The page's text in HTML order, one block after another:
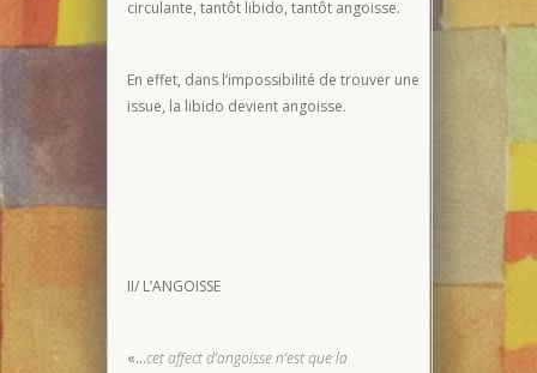
circulante, tantôt libido, tantôt angoisse.
En effet, dans l’impossibilité de trouver une
issue, la libido devient angoisse.
II/ L’ANGOISSE
«…cet affect d’angoisse n’est que la